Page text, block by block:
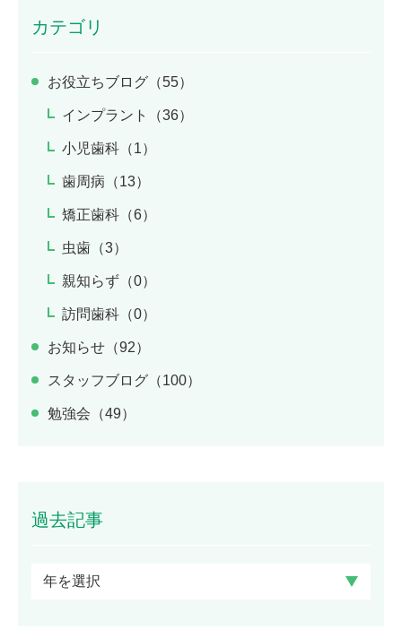
カテゴリ
お役立ちブログ（55）
インプラント（36）
小児歯科（1）
歯周病（13）
矯正歯科（6）
虫歯（3）
親知らず（0）
訪問歯科（0）
お知らせ（92）
スタッフブログ（100）
勉強会（49）
過去記事